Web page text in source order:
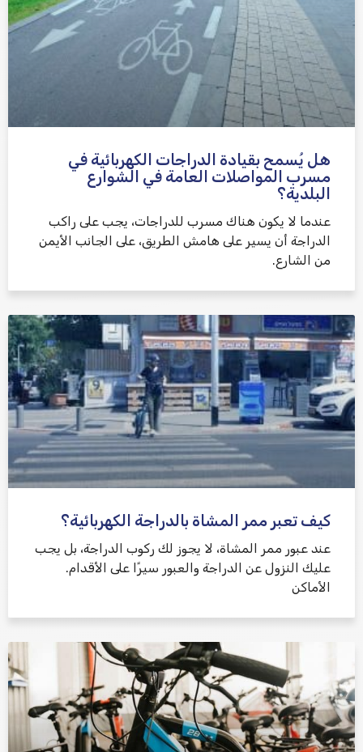
هل يُسمح بقيادة الدراجات الكهربائية في
مسرب المواصلات العامة في الشوارع
البلدية؟
عندما لا يكون هناك مسرب للدراجات، يجب على راكب
الدراجة أن يسير على هامش الطريق، على الجانب الأيمن
من الشارع.
كيف تعبر ممر المشاة بالدراجة الكهربائية؟
عند عبور ممر المشاة، لا يجوز لك ركوب الدراجة، بل يجب
عليك النزول عن الدراجة والعبور سيرًا على الأقدام.
الأماكن